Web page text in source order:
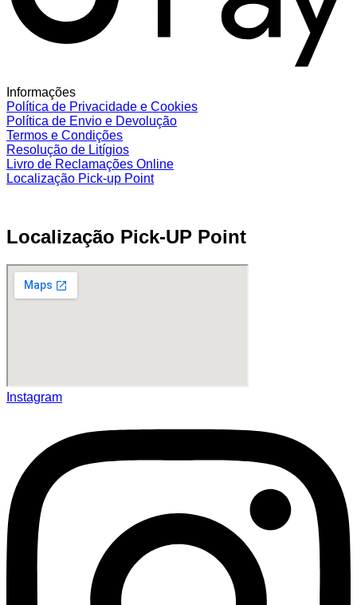
Informações
Política de Privacidade e Cookies
Política de Envio e Devolução
Termos e Condições
Resolução de Litígios
Livro de Reclamações Online
Localização Pick-up Point
Localização Pick-UP Point
Instagram